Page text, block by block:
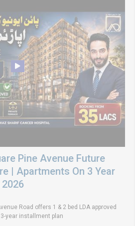
Pine Avenue Future
| Apartments On 3 Year
Road offers 1 & 2 bed LDA approved
year installment plan